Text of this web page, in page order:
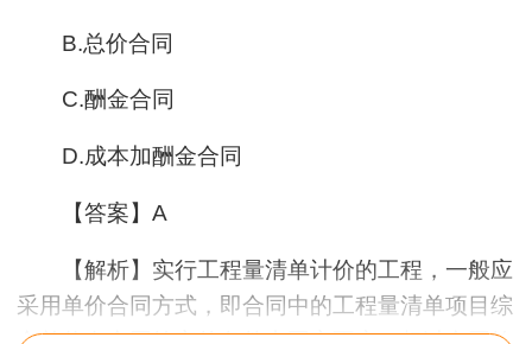
B.总价合同
C.酬金合同
D.成本加酬金合同
【答案】A
【解析】实行工程量清单计价的工程，一般应
采用单价合同方式，即合同中的工程量清单项目综